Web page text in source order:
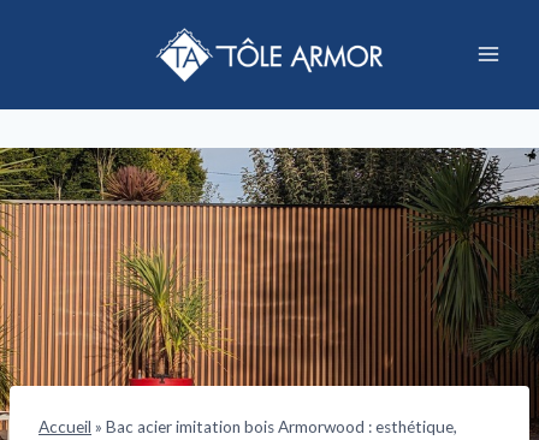
Accueil » Bac acier imitation bois Armorwood : esthétique,